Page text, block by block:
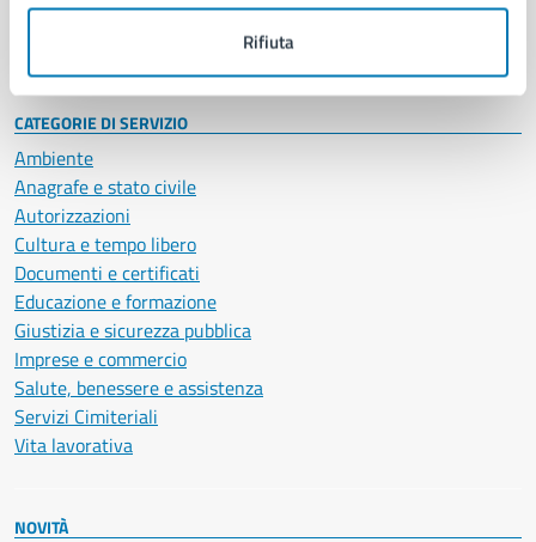
Rifiuta
Documenti e dati
Intranet, posta aziendale e protocollo
CATEGORIE DI SERVIZIO
Ambiente
Anagrafe e stato civile
Autorizzazioni
Cultura e tempo libero
Documenti e certificati
Educazione e formazione
Giustizia e sicurezza pubblica
Imprese e commercio
Salute, benessere e assistenza
Servizi Cimiteriali
Vita lavorativa
NOVITÀ